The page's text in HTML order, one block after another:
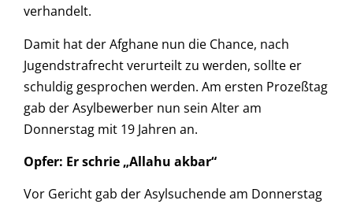
verhandelt.
Damit hat der Afghane nun die Chance, nach
Jugendstrafrecht verurteilt zu werden, sollte er
schuldig gesprochen werden. Am ersten Prozeßtag
gab der Asylbewerber nun sein Alter am
Donnerstag mit 19 Jahren an.
Opfer: Er schrie „Allahu akbar“
Vor Gericht gab der Asylsuchende am Donnerstag